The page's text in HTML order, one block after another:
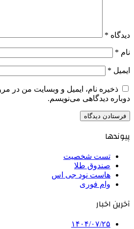
دیدگاه *
نام *
ایمیل *
ذخیره نام، ایمیل و وبسایت من در
دوباره دیدگاهی می‌نویسم.
پیوندها
تست شخصیت
صندوق طلا
هاست نود جی اس
وام فوری
آخرین اخبار
۱۴۰۴/۰۷/۲۵